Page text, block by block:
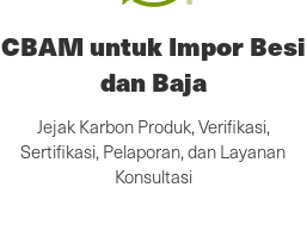
CBAM untuk Impor Besi
dan Baja
Jejak Karbon Produk, Verifikasi,
Sertifikasi, Pelaporan, dan Layanan
Konsultasi